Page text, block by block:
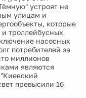
устроят не
улицам и
которые
троллейбусных
насосных
потребителей за
миллионов
являются
превысили 16